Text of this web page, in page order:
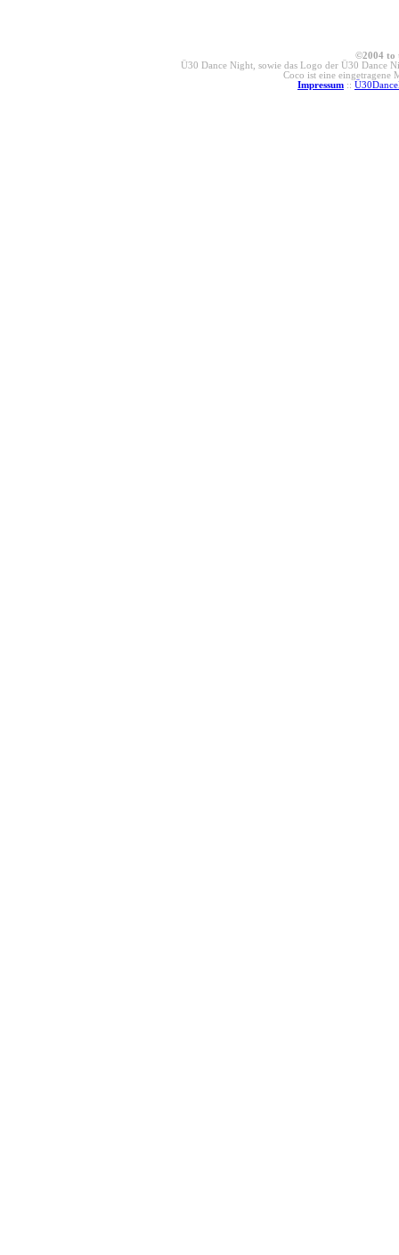
©2004 to
Ü30 Dance Night, sowie das Logo der Ü30 Dance
Coco ist eine eingetragene
Impressum ::